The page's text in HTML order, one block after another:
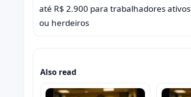
até R$ 2.900 para trabalhadores ativos
ou herdeiros
Also read